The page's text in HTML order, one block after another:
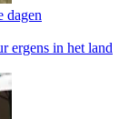
dagen
ergens in het land